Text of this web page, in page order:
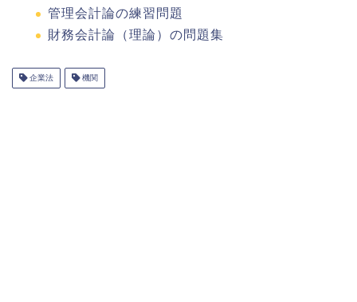
管理会計論の練習問題
財務会計論（理論）の問題集
企業法 機関